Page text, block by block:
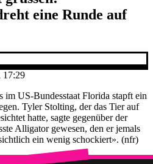
eine Runde auf
17:29
US-Bundesstaat Florida stapft ein
Tyler Stolting, der das Tier auf
hatte, sagte gegenüber der
Alligator gewesen, den er jemals
ein wenig schockiert». (nfr)